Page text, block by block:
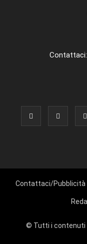
Contattaci:
Contattaci/Pubblicità
© Tutti i contenuti